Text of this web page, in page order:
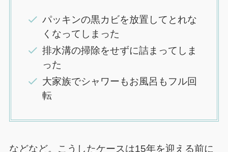
パッキンの黒カビを放置してとれな
くなってしまった
排水溝の掃除をせずに詰まってしま
った
大家族でシャワーもお風呂もフル回
転
などなど。こうしたケースは15年を迎える前に